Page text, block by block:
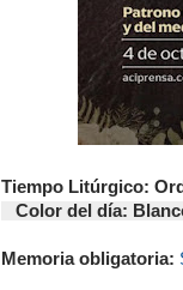
Tiempo Litúrgico:
Color del día:
Memoria obligatoria: